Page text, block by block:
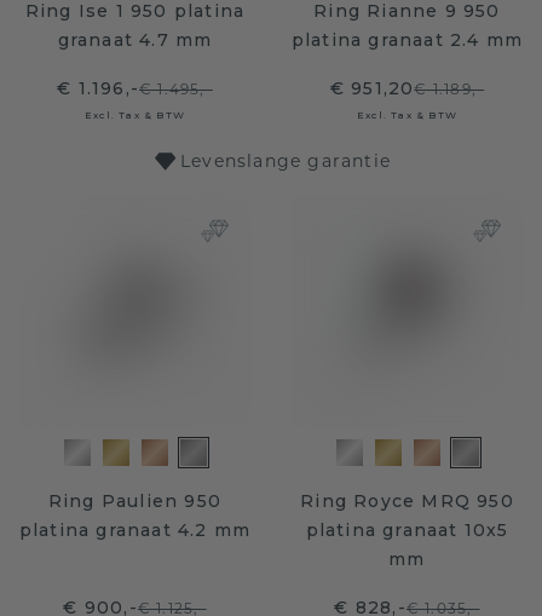
Ring Ise 1 950 platina
granaat 4.7 mm
€ 1.196,-€ 1.495,-
Excl. Tax & BTW
Ring Rianne 9 950
platina granaat 2.4 mm
€ 951,20€ 1.189,-
Excl. Tax & BTW
Levenslange garantie
Ring Paulien 950
platina granaat 4.2 mm
€ 900,-€ 1.125,-
Ring Royce MRQ 950
platina granaat 10x5
mm
€ 828,-€ 1.035,-